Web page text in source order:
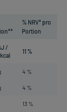
% NRV* pro
Portion
/
11 %
4 %
4 %
13 %